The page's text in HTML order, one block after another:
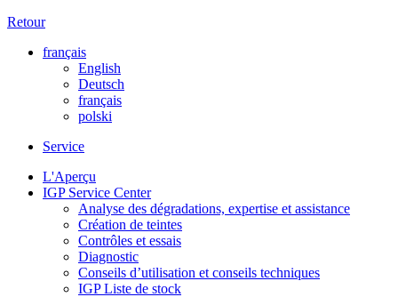
Retour
français
English
Deutsch
français
polski
Service
L'Aperçu
IGP Service Center
Analyse des dégradations, expertise et assistance
Création de teintes
Contrôles et essais
Diagnostic
Conseils d’utilisation et conseils techniques
IGP Liste de stock